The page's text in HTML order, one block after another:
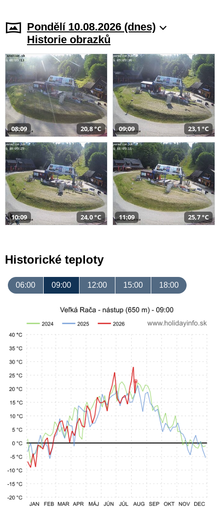
Pondělí 10.08.2026 (dnes)
Historie obrazků
08:09 20,8 °C 09:09 23,1 °C
10:09 24,0 °C 11:09 25,7 °C
Historické teploty
06:00 09:00 12:00 15:00 18:00